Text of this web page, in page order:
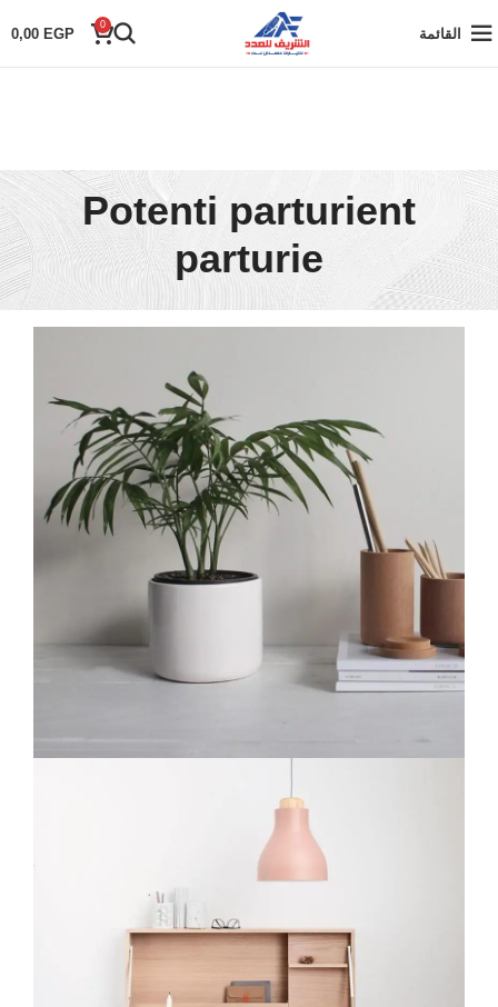
القائمة
0
0,00 EGP
Potenti parturient
parturie